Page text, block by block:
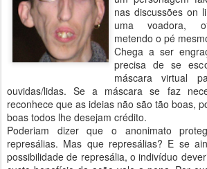
nas discussões on
uma voadora,
metendo o pé
Chega a ser
precisa de se
máscara virtual
ouvidas/lidas. Se a máscara se faz
reconhece que as ideias não são tão boas,
boas todos lhe desejam crédito.
Poderiam dizer que o anonimato
represálias. Mas que represálias? E se
possibilidade de represália, o indivíduo